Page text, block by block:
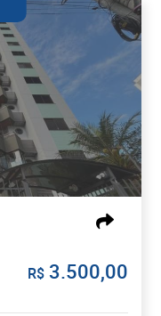
R$3.500,00